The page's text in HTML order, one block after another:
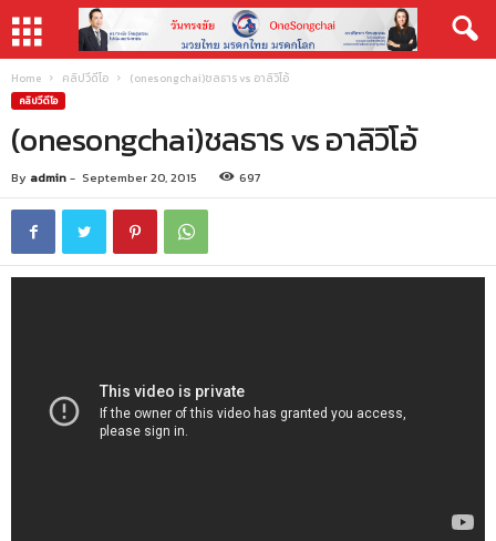
Home คลิปวีดีโอ (onesongchai)ชลธาร vs อาลิวิโอ้
คลิปวีดีโอ
(onesongchai)ชลธาร vs อาลิวิโอ้
By admin- September 20, 2015 697